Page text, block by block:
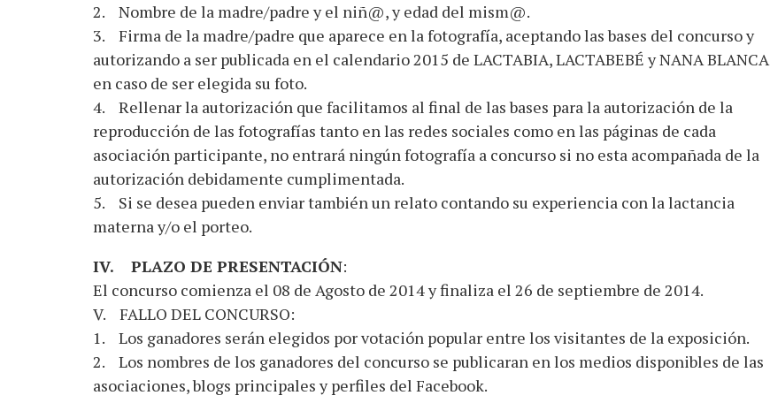
2. Nombre de la madre/padre y el niñ@, y edad del mism@.
3. Firma de la madre/padre que aparece en la fotografía, aceptando las bases del concurso y
autorizando a ser publicada en el calendario 2015 de LACTABIA, LACTABEBÉ y NANA BLANCA
en caso de ser elegida su foto.
4. Rellenar la autorización que facilitamos al final de las bases para la autorización de la
reproducción de las fotografías tanto en las redes sociales como en las páginas de cada
asociación participante, no entrará ningún fotografía a concurso si no esta acompañada de la
autorización debidamente cumplimentada.
5. Si se desea pueden enviar también un relato contando su experiencia con la lactancia
materna y/o el porteo.
IV. PLAZO DE PRESENTACIÓN:
El concurso comienza el 08 de Agosto de 2014 y finaliza el 26 de septiembre de 2014.
V. FALLO DEL CONCURSO:
1. Los ganadores serán elegidos por votación popular entre los visitantes de la exposición.
2. Los nombres de los ganadores del concurso se publicaran en los medios disponibles de las
asociaciones, blogs principales y perfiles del Facebook.